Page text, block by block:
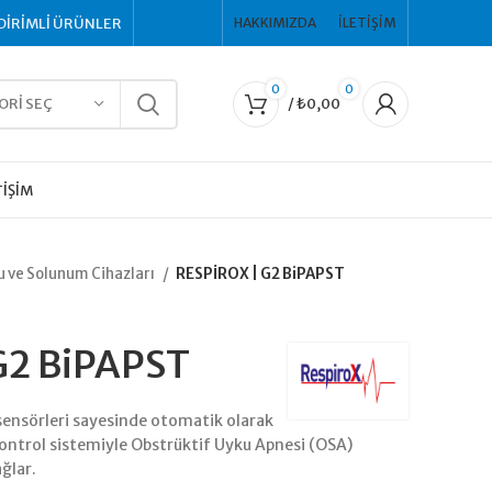
ÜRÜNLER HAKKIMIZDA İLETIŞIM
SEÇ
0 0
/₺0,00
ve Solunum Cihazları RESPİROX | G2 BiPAPST
BiPAPST
sayesinde otomatik olarak
sistemiyle Obstrüktif Uyku Apnesi (OSA)